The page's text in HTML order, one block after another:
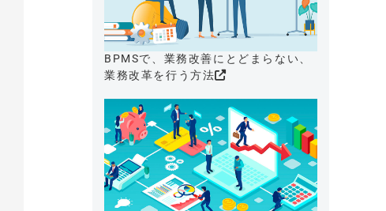
BPMSで、業務改善にとどまらない、
業務改革を行う方法